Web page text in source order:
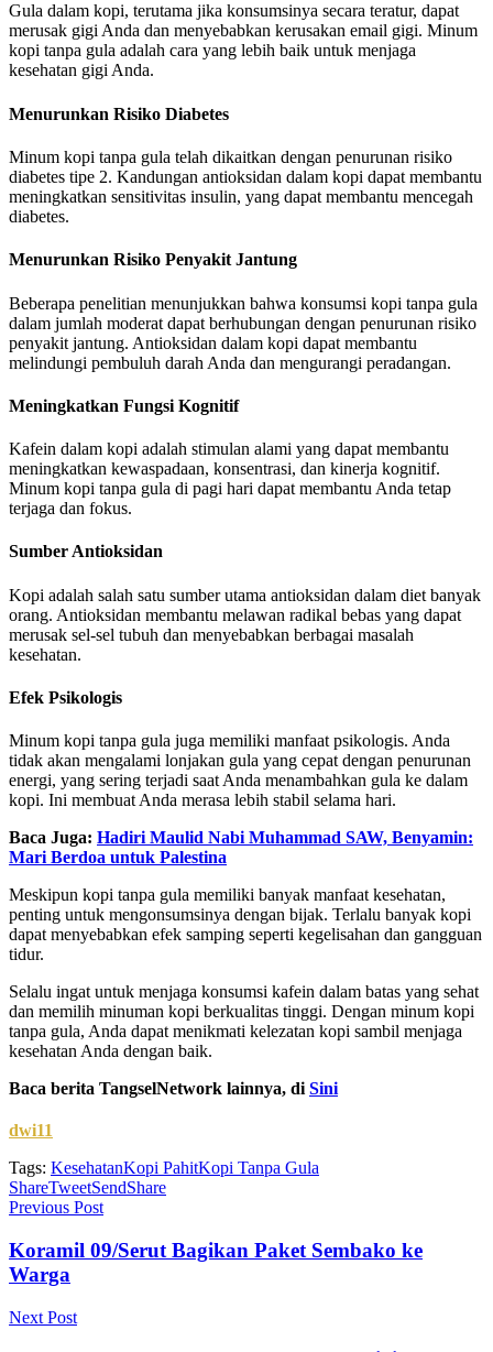
Gula dalam kopi, terutama jika konsumsinya secara teratur, dapat
merusak gigi Anda dan menyebabkan kerusakan email gigi. Minum
kopi tanpa gula adalah cara yang lebih baik untuk menjaga
kesehatan gigi Anda.
Menurunkan Risiko Diabetes
Minum kopi tanpa gula telah dikaitkan dengan penurunan risiko
diabetes tipe 2. Kandungan antioksidan dalam kopi dapat membantu
meningkatkan sensitivitas insulin, yang dapat membantu mencegah
diabetes.
Menurunkan Risiko Penyakit Jantung
Beberapa penelitian menunjukkan bahwa konsumsi kopi tanpa gula
dalam jumlah moderat dapat berhubungan dengan penurunan risiko
penyakit jantung. Antioksidan dalam kopi dapat membantu
melindungi pembuluh darah Anda dan mengurangi peradangan.
Meningkatkan Fungsi Kognitif
Kafein dalam kopi adalah stimulan alami yang dapat membantu
meningkatkan kewaspadaan, konsentrasi, dan kinerja kognitif.
Minum kopi tanpa gula di pagi hari dapat membantu Anda tetap
terjaga dan fokus.
Sumber Antioksidan
Kopi adalah salah satu sumber utama antioksidan dalam diet banyak
orang. Antioksidan membantu melawan radikal bebas yang dapat
merusak sel-sel tubuh dan menyebabkan berbagai masalah
kesehatan.
Efek Psikologis
Minum kopi tanpa gula juga memiliki manfaat psikologis. Anda
tidak akan mengalami lonjakan gula yang cepat dengan penurunan
energi, yang sering terjadi saat Anda menambahkan gula ke dalam
kopi. Ini membuat Anda merasa lebih stabil selama hari.
Baca Juga: Hadiri Maulid Nabi Muhammad SAW, Benyamin:
Mari Berdoa untuk Palestina
Meskipun kopi tanpa gula memiliki banyak manfaat kesehatan,
penting untuk mengonsumsinya dengan bijak. Terlalu banyak kopi
dapat menyebabkan efek samping seperti kegelisahan dan gangguan
tidur.
Selalu ingat untuk menjaga konsumsi kafein dalam batas yang sehat
dan memilih minuman kopi berkualitas tinggi. Dengan minum kopi
tanpa gula, Anda dapat menikmati kelezatan kopi sambil menjaga
kesehatan Anda dengan baik.
Baca berita TangselNetwork lainnya, di Sini
dwi11
Tags: KesehatanKopi PahitKopi Tanpa Gula
ShareTweetSendShare
Previous Post
Koramil 09/Serut Bagikan Paket Sembako ke
Warga
Next Post